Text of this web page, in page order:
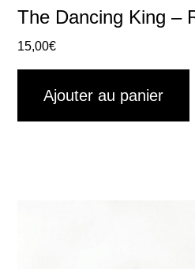
The Dancing King –
15,00€
Ajouter au panier